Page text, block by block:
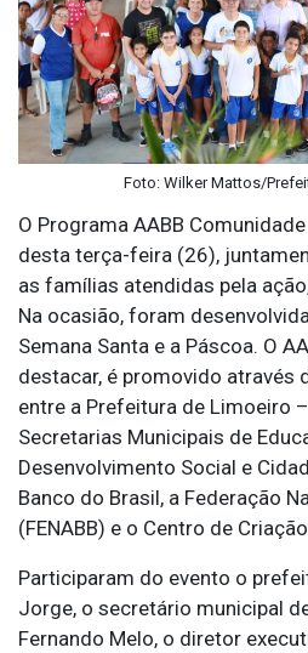
Foto: Wilker Mattos/
O Programa AABB
desta terça-feira (26),
as famílias atendidas pela
Na ocasião, foram
Semana Santa e a Páscoa. O
destacar, é promovido através
entre a Prefeitura de Limoeiro
Secretarias Municipais de
Desenvolvimento Social e
Banco do Brasil, a Federação
(FENABB) е о Centro de
Participaram do evento o
Jorge, o secretário municipal
Fernando Melo, o diretor